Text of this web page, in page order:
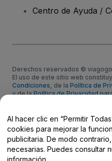
Centro de Ayuda /
Derechos reservados ©
El uso de este sitio web
Condiciones, de la Política de
y de laPolítica de Privacidad
Al hacer clic en “Permitir
cookies para mejorar la
publicitaria. De modo
necesarias. Puedes consultar
información.